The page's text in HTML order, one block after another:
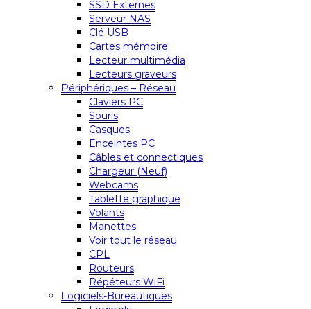
SSD Externes
Serveur NAS
Clé USB
Cartes mémoire
Lecteur multimédia
Lecteurs graveurs
Périphériques – Réseau
Claviers PC
Souris
Casques
Enceintes PC
Câbles et connectiques
Chargeur (Neuf)
Webcams
Tablette graphique
Volants
Manettes
Voir tout le réseau
CPL
Routeurs
Répéteurs WiFi
Logiciels-Bureautiques